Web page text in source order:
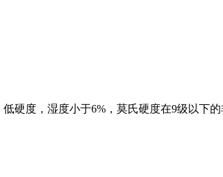
硬度，湿度小于6%，莫氏硬度在9级以下